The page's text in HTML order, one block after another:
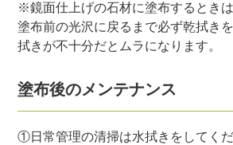
※鏡面仕上げの石材に塗布するとき
塗布前の光沢に戻るまで必ず乾拭き
拭きが不十分だとムラになります。
塗布後のメンテナンス
①日常管理の清掃は水拭きをしてくだ